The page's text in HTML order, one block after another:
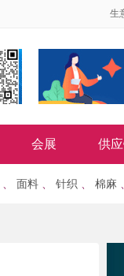
生
会展 供
面料 针织 棉麻